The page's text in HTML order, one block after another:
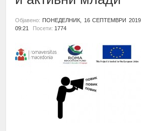
Објавено: ПОНЕДЕЛНИК, 16 СЕПТЕМВРИ 2019
09:21
Посети: 1774